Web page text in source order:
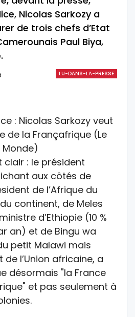
Nicolas Sarkozy a
de trois chefs d’Etat
Paul Biya,
LU-DANS-LA-PRESSE
clair : le président
aux côtés de
de l’Afrique du
continent, de Meles
d’Ethiopie (10 %
an) et de Bingu wa
petit Malawi mais
l’Union africaine, a
désormais "la France
et pas seulement à